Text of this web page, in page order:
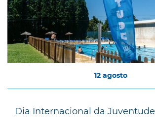
12 agosto
Dia Internacional da Juventude